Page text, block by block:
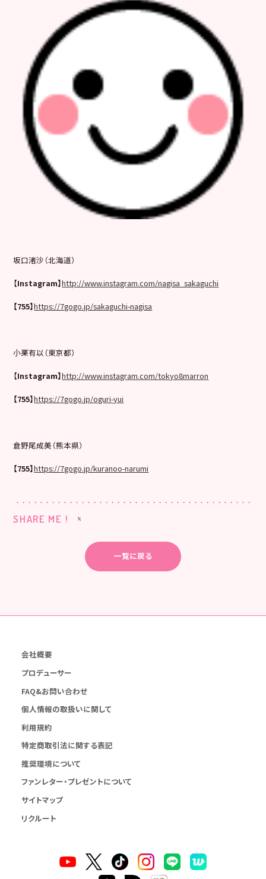
坂口渚沙（北海道）
【Instagram】http://www.instagram.com/nagisa_sakaguchi
【755】https://7gogo.jp/sakaguchi-nagisa
小栗有以（東京都）
【Instagram】http://www.instagram.com/tokyo8marron
【755】https://7gogo.jp/oguri-yui
倉野尾成美（熊本県）
【755】https://7gogo.jp/kuranoo-narumi
SHARE ME !
一覧に戻る
会社概要
プロデューサー
FAQ&お問い合わせ
個人情報の取扱いに関して
利用規約
特定商取引法に関する表記
推奨環境について
ファンレター・プレゼントについて
サイトマップ
リクルート